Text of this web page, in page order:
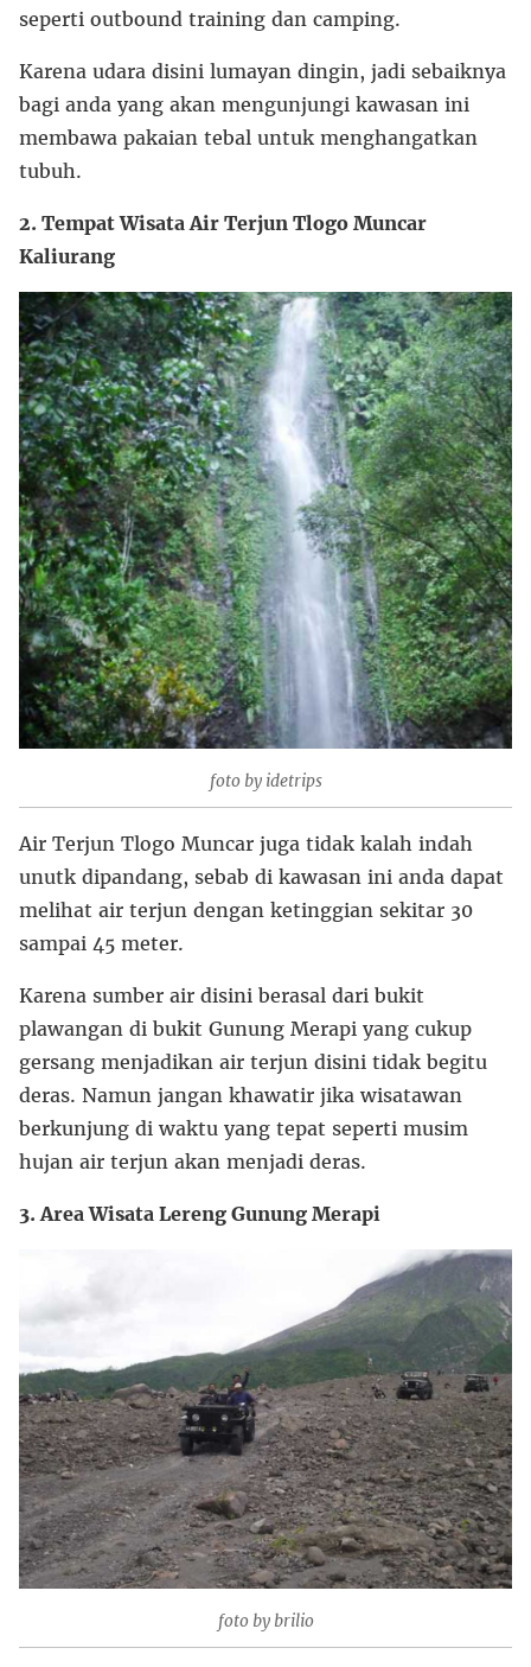
seperti outbound training dan camping.
Karena udara disini lumayan dingin, jadi sebaiknya
bagi anda yang akan mengunjungi kawasan ini
membawa pakaian tebal untuk menghangatkan
tubuh.
2. Tempat Wisata Air Terjun Tlogo Muncar
Kaliurang
foto by idetrips
Air Terjun Tlogo Muncar juga tidak kalah indah
unutk dipandang, sebab di kawasan ini anda dapat
melihat air terjun dengan ketinggian sekitar 30
sampai 45 meter.
Karena sumber air disini berasal dari bukit
plawangan di bukit Gunung Merapi yang cukup
gersang menjadikan air terjun disini tidak begitu
deras. Namun jangan khawatir jika wisatawan
berkunjung di waktu yang tepat seperti musim
hujan air terjun akan menjadi deras.
3. Area Wisata Lereng Gunung Merapi
foto by brilio